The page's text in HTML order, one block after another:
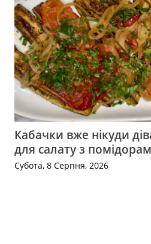
Кабачки вже нікуди
для салату з
Субота, 8 Серпня, 2026